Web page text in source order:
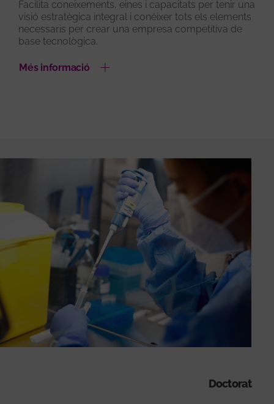
Facilita coneixements, eines i capacitats per tenir una
visió estratègica integral i conèixer tots els elements
necessaris per crear una empresa competitiva de
base tecnològica.
Més informació
Doctorat